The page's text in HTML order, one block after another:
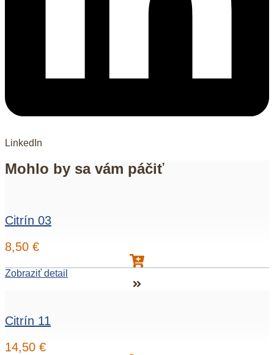
LinkedIn
Mohlo by sa vám páčiť
Citrín 03
8,50 €
Zobraziť detail
Citrín 11
14,50 €